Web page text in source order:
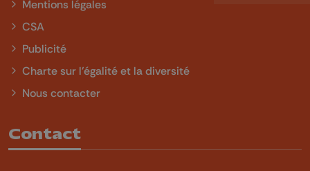
Mentions légales
CSA
Publicité
Charte sur l'égalité et la diversité
Nous contacter
Contact